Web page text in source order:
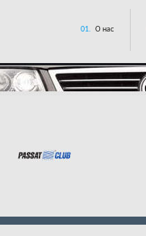
01. О нас